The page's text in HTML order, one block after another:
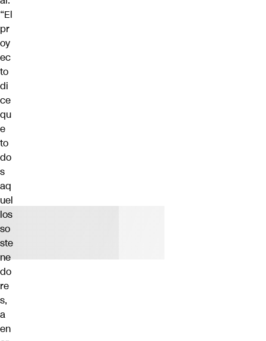
“El
pr
oy
ec
to
di
ce
qu
e
to
do
s
aq
uel
los
so
ste
ne
do
re
s,
a
en